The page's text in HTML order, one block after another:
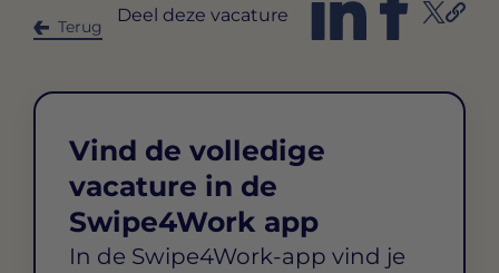
Terug
Deel deze vacature
Vind de volledige
vacature in de
Swipe4Work app
In de Swipe4Work-app vind je